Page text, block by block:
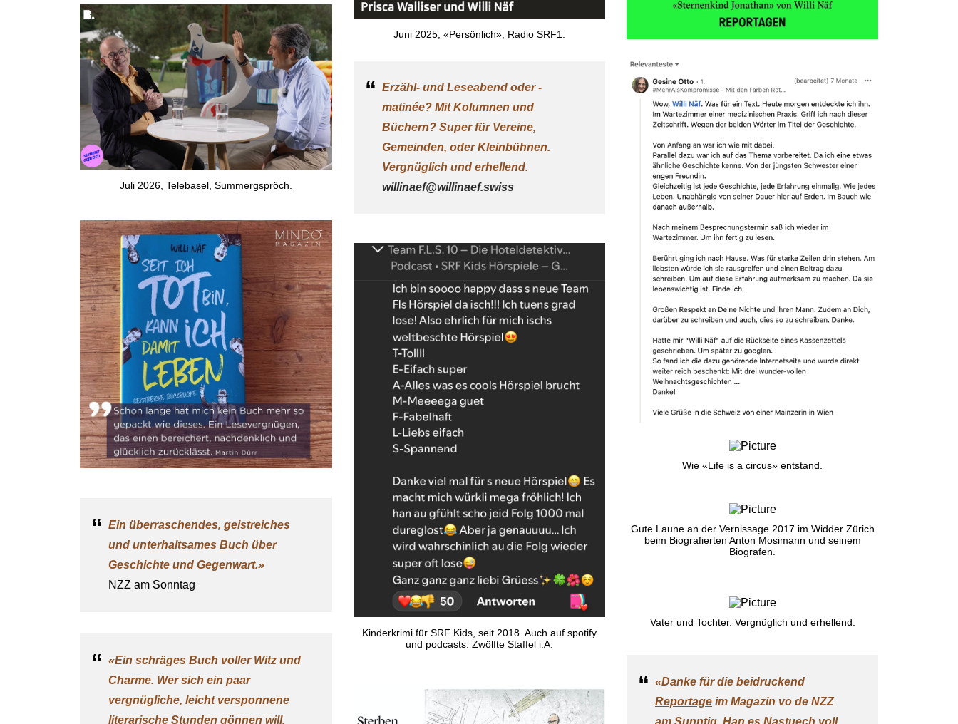
Juli 2026, Telebasel, Summergspröch.
Ein überraschendes, geistreiches
und unterhaltsames Buch über
Geschichte und Gegenwart.»
NZZ am Sonntag
«Ein schräges Buch voller Witz und
Charme. Wer sich ein paar
vergnügliche, leicht versponnene
literarische Stunden gönnen will,
Juni 2025, «Persönlich», Radio SRF1.
Erzähl- und Leseabend oder -
matinée? Mit Kolumnen und
Büchern? Super für Vereine,
Gemeinden, oder Kleinbühnen.
Vergnüglich und erhellend.
willinaef@willinaef.swiss
Kinderkrimi für SRF Kids, seit 2018. Auch auf spotify
und podcasts. Zwölfte Staffel i.A.
Wie «Life is a circus» entstand.
Gute Laune an der Vernissage 2017 im Widder Zürich
beim Biografierten Anton Mosimann und seinem
Biografen.
Vater und Tochter. Vergnüglich und erhellend.
«Danke für die beidruckend
Reportage im Magazin vo de NZZ